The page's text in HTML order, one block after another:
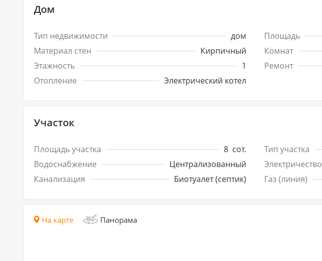
Дом
Тип недвижимости дом Площадь
Материал стен Кирпичный Комнат
Этажность
1 Ремонт
Отопление
Электрический котел
Участок
Площадь участка 8 сот. Тип участка
Водоснабжение
Централизованный Электричество
Канализация
Биотуалет (септик) Газ (линия)
На карте Панорама